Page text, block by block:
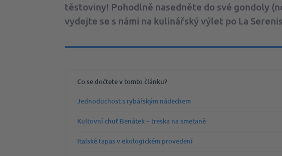
těstoviny! Pohodlně nasedněte do své gondoly
vydejte se s námi na kulinářský výlet po La
Co se dočtete v tomto článku?
Jednoduchost s rybářským nádechem
Kultovní chuť Benátek – treska na smetaně
Italské tapas v ekologickém provedení